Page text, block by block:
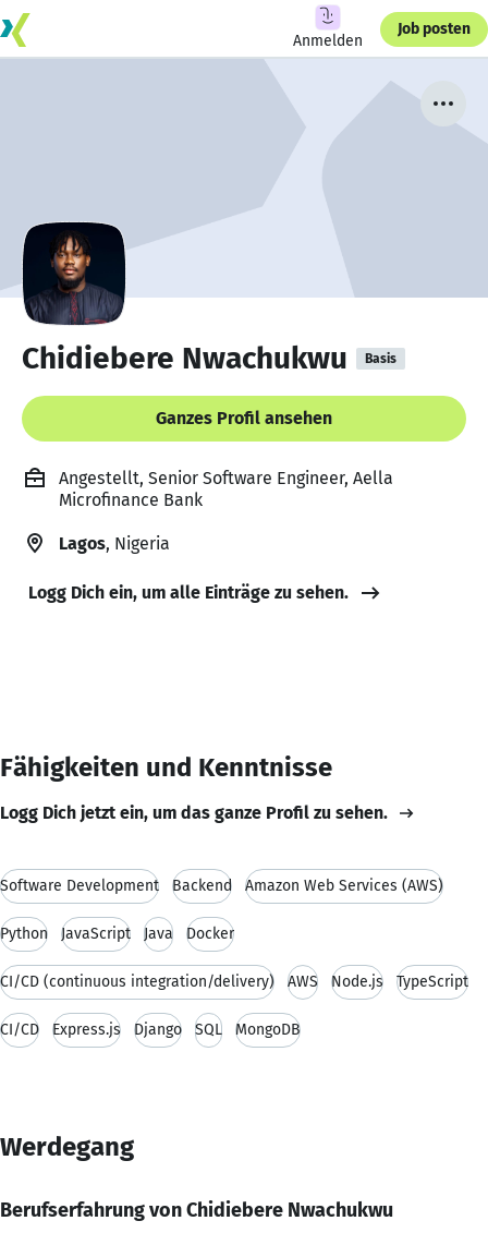
Anmelden
Job posten
Chidiebere Nwachukwu Basis
Ganzes Profil ansehen
Angestellt, Senior Software Engineer, Aella
Microfinance Bank
Lagos, Nigeria
Logg Dich ein, um alle Einträge zu sehen.
Fähigkeiten und Kenntnisse
Logg Dich jetzt ein, um das ganze Profil zu sehen.
Software Development Backend Amazon Web Services (AWS)
Python JavaScript Java Docker
CI/CD (continuous integration/delivery) AWS Node.js TypeScript
CI/CD Express.js Django SQL MongoDB
Werdegang
Berufserfahrung von Chidiebere Nwachukwu